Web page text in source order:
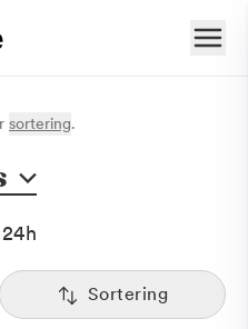
sortering.
Sortering